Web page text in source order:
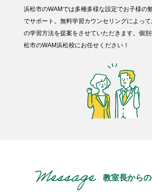
浜松市のWAMでは多種多様な設定でお子様の
でサポート。無料学習カウンセリングによっ
の学習方法を提案をさせていただきます。個
松市のWAM浜松校にお任せください！
教室長から